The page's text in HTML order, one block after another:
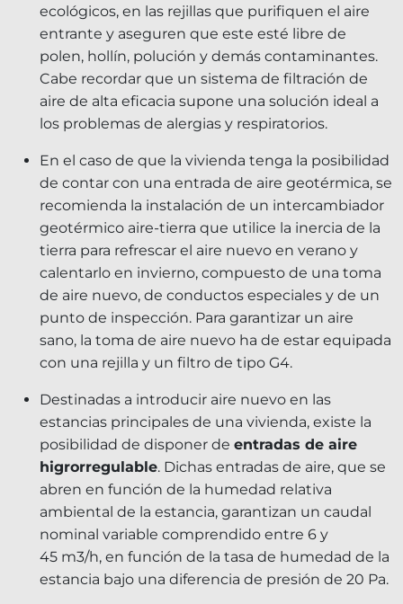
ecológicos, en las rejillas que purifiquen el aire
entrante y aseguren que este esté libre de
polen, hollín, polución y demás contaminantes.
Cabe recordar que un sistema de filtración de
aire de alta eficacia supone una solución ideal a
los problemas de alergias y respiratorios.
En el caso de que la vivienda tenga la posibilidad
de contar con una entrada de aire geotérmica, se
recomienda la instalación de un intercambiador
geotérmico aire-tierra que utilice la inercia de la
tierra para refrescar el aire nuevo en verano y
calentarlo en invierno, compuesto de una toma
de aire nuevo, de conductos especiales y de un
punto de inspección. Para garantizar un aire
sano, la toma de aire nuevo ha de estar equipada
con una rejilla y un filtro de tipo G4.
Destinadas a introducir aire nuevo en las
estancias principales de una vivienda, existe la
posibilidad de disponer de entradas de aire
higrorregulable. Dichas entradas de aire, que se
abren en función de la humedad relativa
ambiental de la estancia, garantizan un caudal
nominal variable comprendido entre 6 y
45 m3/h, en función de la tasa de humedad de la
estancia bajo una diferencia de presión de 20 Pa.